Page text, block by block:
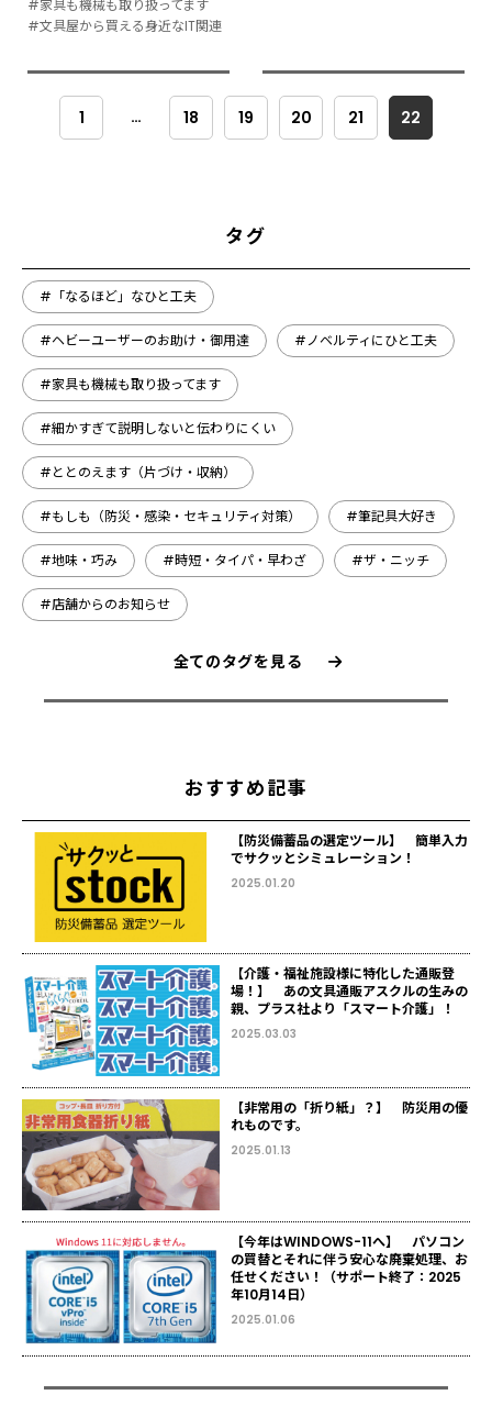
#家具も機械も取り扱ってます
#文具屋から買える身近なIT関連
1 … 18 19 20 21 22
タグ
#「なるほど」なひと工夫
#ヘビーユーザーのお助け・御用達 #ノベルティにひと工夫
#家具も機械も取り扱ってます
#細かすぎて説明しないと伝わりにくい
#ととのえます（片づけ・収納）
#もしも（防災・感染・セキュリティ対策） #筆記具大好き
#地味・巧み #時短・タイパ・早わざ #ザ・ニッチ
#店舗からのお知らせ
全てのタグを見る
おすすめ記事
【防災備蓄品の選定ツール】 簡単入力
でサクッとシミュレーション！
2025.01.20
【介護・福祉施設様に特化した通販登
場！】 あの文具通販アスクルの生みの
親、プラス社より「スマート介護」！
2025.03.03
【非常用の「折り紙」？】 防災用の優
れものです。
2025.01.13
【今年はWINDOWS-11へ】 パソコン
の買替とそれに伴う安心な廃棄処理、お
任せください！（サポート終了：2025
年10月14日）
2025.01.06